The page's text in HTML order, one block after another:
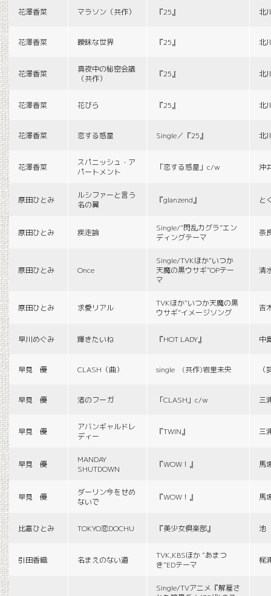
花澤香菜 マラソン（共作） 『25』 北
花澤香菜 曖昧な世界 『25』 北
花澤香菜
真夜中の秘密会議
（共作）
『25』 北
花澤香菜 花びら 『25』 北
花澤香菜 恋する惑星 Single／『25』 北
花澤香菜
スパニッシュ・ア
パートメント
「恋する惑星」c/w 沖
原田ひとみ
ルシファーと言う
名の翼
『glanzend』 と
原田ひとみ 疾走論
Single/“閃乱カグラ”エン
ディングテーマ
奈
原田ひとみ Once
Single/TVKほか“いつか
天魔の黒ウサギ”OPテー
マ
清
原田ひとみ 求愛リアル
TVKほか“いつか天魔の黒
ウサギ”イメージソング
吉
早川めぐみ 輝きたいね 『HOT LADY』 中
早見 優 CLASH（曲） single (共作)岩里未央
早見 優 渚のフーガ 「CLASH」c/w 三
早見 優
アバンギャルドレ
ディー
『TWIN』 三
早見 優
MANDAY
SHUTDOWN
『WOW！』 馬
早見 優
ダーリン今をせめ
ないで
『WOW！』 馬
比嘉ひとみ TOKYO恋DOCHU 『美少女倶楽部』 池
引田香織 名まえのない道
TVK,KBSほか “あまつ
き”EDテーマ
梶
Single/TVアニメ『解雇さ